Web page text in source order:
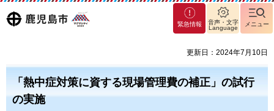
鹿児島
マグ
マシ
島市
緊急情報
音声・文字
Language
メニュー
更新日：2024年7月10日
「熱中症対策に資する現場管理費の補正」の試行
の実施